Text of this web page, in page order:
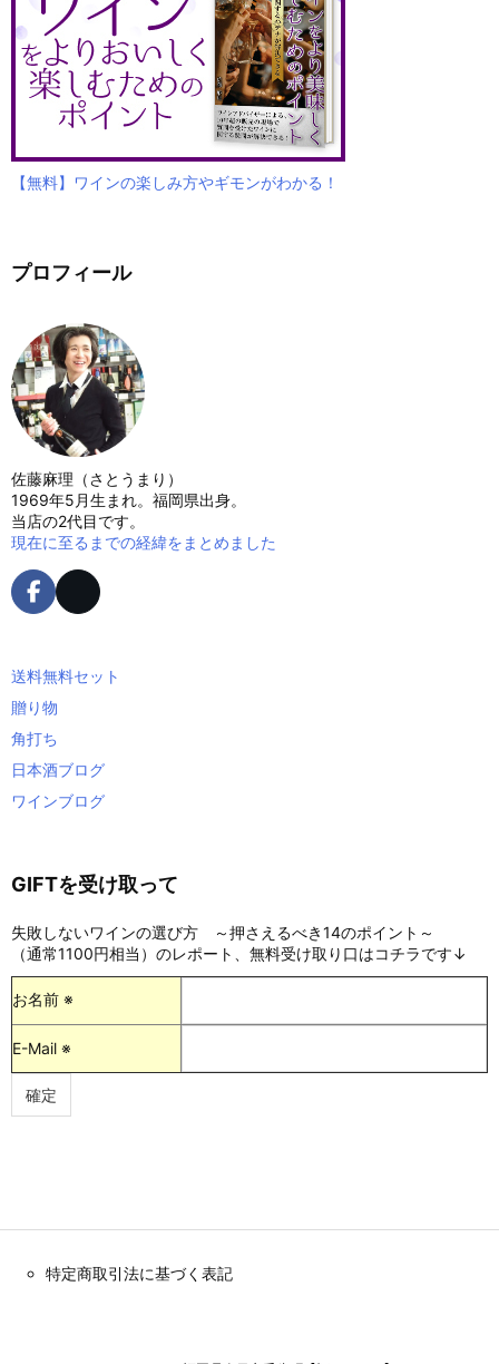
【無料】ワインの楽しみ方やギモンがわかる！
プロフィール
佐藤麻理（さとうまり）
1969年5月生まれ。福岡県出身。
当店の2代目です。
現在に至るまでの経緯をまとめました
送料無料セット
贈り物
角打ち
日本酒ブログ
ワインブログ
GIFTを受け取って
失敗しないワインの選び方 ～押さえるべき14のポイント～
（通常1100円相当）のレポート、無料受け取り口はコチラです↓
お名前 ※
E-Mail ※
特定商取引法に基づく表記